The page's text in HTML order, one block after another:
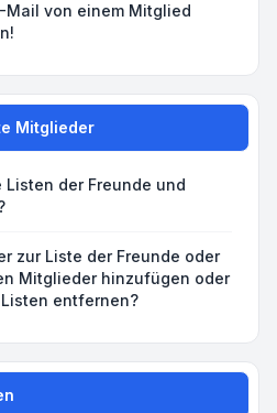
Mail von einem Mitglied
Mitglieder
der Freunde und
zur Liste der Freunde oder
Mitglieder hinzufügen oder
entfernen?